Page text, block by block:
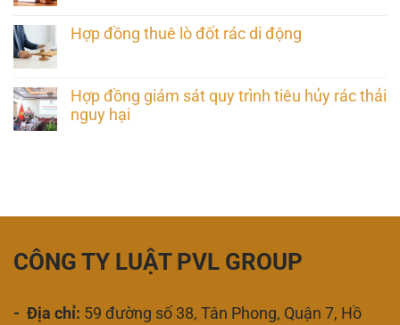
Hợp đồng thuê lò đốt rác di động
Hợp đồng giám sát quy trình tiêu hủy rác thải
nguy hại
CÔNG TY LUẬT PVL GROUP
- Địa chỉ: 59 đường số 38, Tân Phong, Quận 7, Hồ